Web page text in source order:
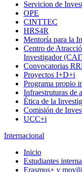
Servicion de
OPE
CINTTEC
HRS4R
Mentoría para la
Centro de
Investigador
Convocatorias
Proyectos I+D+i
Programa propio
Infraestruturas de
Ética de la
Comisión de
UCC+i
Internacional
Inicio
Estudiantes
Erasmus+ y